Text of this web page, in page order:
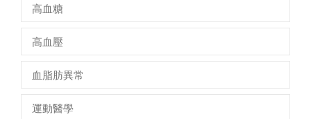
高血糖
高血壓
血脂肪異常
運動醫學